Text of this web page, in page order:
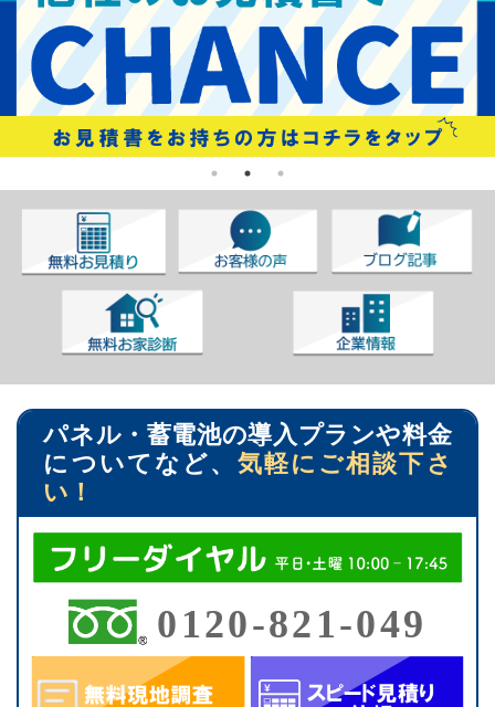
パネル・蓄電池の導入プランや料金
についてなど、 気軽にご相談下さ
い！
0120-821-049